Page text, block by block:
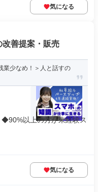
気になる
改善提案・販売
業少なめ！＞人と話すの
以上の方が未経験ス
気になる